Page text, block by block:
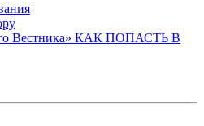
Вестника» КАК ПОПАСТЬ В